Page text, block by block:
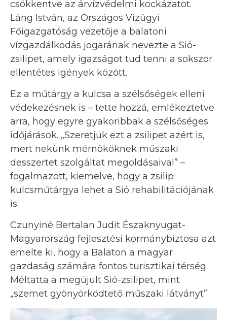
csökkentve az árvízvédelmi kockázatot.
Láng István, az Országos Vízügyi
Főigazgatóság vezetője a balatoni
vízgazdálkodás jogarának nevezte a Sió-
zsilipet, amely igazságot tud tenni a sokszor
ellentétes igények között.
Ez a műtárgy a kulcsa a szélsőségek elleni
védekezésnek is – tette hozzá, emlékeztetve
arra, hogy egyre gyakoribbak a szélsőséges
időjárások. „Szeretjük ezt a zsilipet azért is,
mert nekünk mérnököknek műszaki
desszertet szolgáltat megoldásaival” –
fogalmazott, kiemelve, hogy a zsilip
kulcsműtárgya lehet a Sió rehabilitációjának
is.
Czunyiné Bertalan Judit Északnyugat-
Magyarország fejlesztési kormánybiztosa azt
emelte ki, hogy a Balaton a magyar
gazdaság számára fontos turisztikai térség.
Méltatta a megújult Sió-zsilipet, mint
„szemet gyönyörködtető műszaki látványt”.